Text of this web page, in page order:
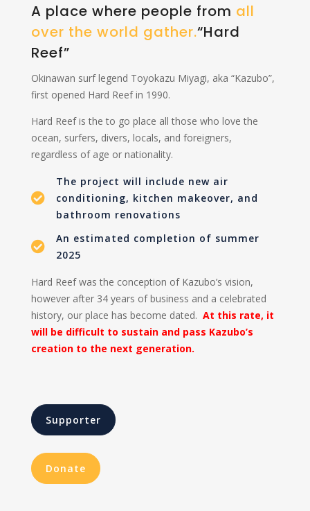
A place where people from all
over the world gather.“Hard
Reef”
Okinawan surf legend Toyokazu Miyagi, aka “Kazubo”,
first opened Hard Reef in 1990.
Hard Reef is the to go place all those who love the
ocean, surfers, divers, locals, and foreigners,
regardless of age or nationality.

The project will include new air
conditioning, kitchen makeover, and
bathroom renovations

An estimated completion of summer
2025
Hard Reef was the conception of Kazubo’s vision,
however after 34 years of business and a celebrated
history, our place has become dated. At this rate, it
will be difficult to sustain and pass Kazubo’s
creation to the next generation.
Supporter
Donate